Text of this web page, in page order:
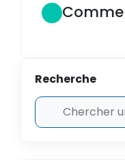
Recherche